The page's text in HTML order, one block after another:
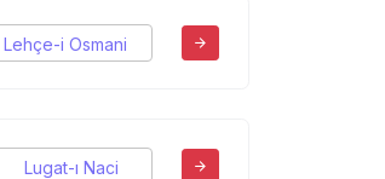
Lehçe-i Osmani
Lugat-ı Naci